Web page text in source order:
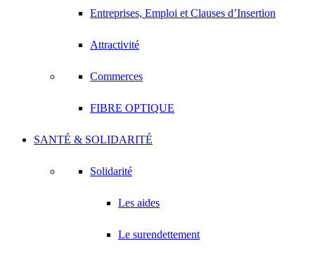
Entreprises, Emploi et Clauses d’Insertion
Attractivité
Commerces
FIBRE OPTIQUE
SANTÉ & SOLIDARITÉ
Solidarité
Les aides
Le surendettement